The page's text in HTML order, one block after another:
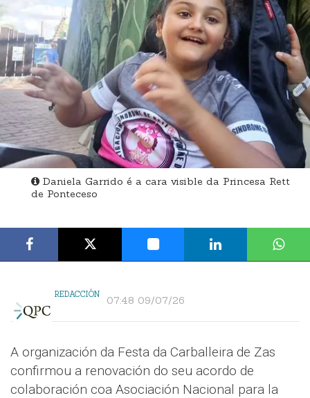
Daniela Garrido é a cara visible da Princesa Rett
de Ponteceso
REDACCIÓN 07:48 09/07/26
A organización da Festa da Carballeira de Zas
confirmou a renovación do seu acordo de
colaboración coa Asociación Nacional para la